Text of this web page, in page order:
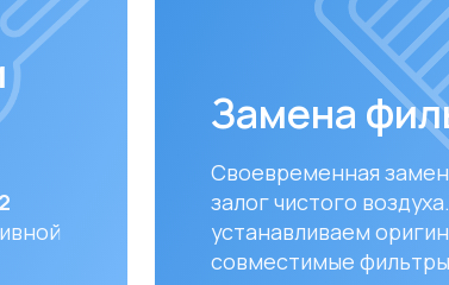
Своевременная замена фильтров –
залог чистого воздуха. Подбираем и
устанавливаем оригинальные или
совместимые фильтры.